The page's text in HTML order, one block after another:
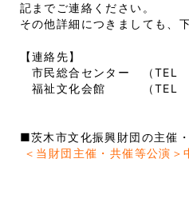
記までご連絡ください。
その他詳細につきましても、
【連絡先】
市民総合センター （
福祉文化会館 （TEL
■茨木市文化振興財団の主催
＜当財団主催・共催等公演